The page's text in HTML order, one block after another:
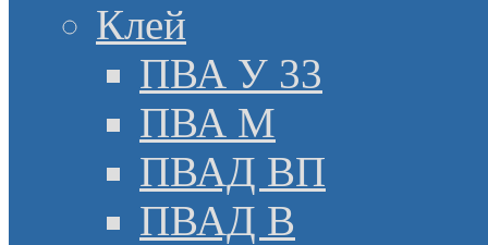
Клей
ПВА У 33
ПВА М
ПВАД ВП
ПВАД В